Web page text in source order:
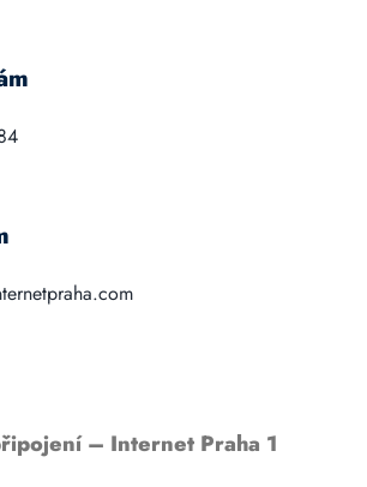
– Internet Praha 1